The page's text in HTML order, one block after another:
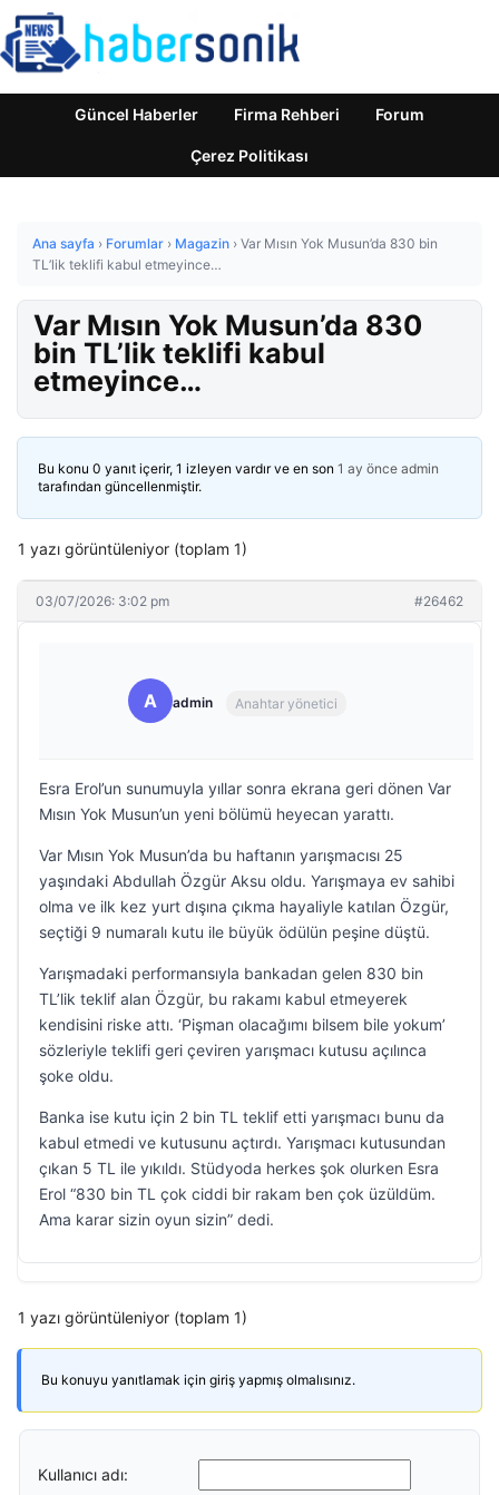
Güncel Haberler Firma Rehberi Forum
Çerez Politikası
Ana sayfa › Forumlar › Magazin › Var Mısın Yok Musun’da 830 bin
TL’lik teklifi kabul etmeyince…
Var Mısın Yok Musun’da 830
bin TL’lik teklifi kabul
etmeyince…
Bu konu 0 yanıt içerir, 1 izleyen vardır ve en son 1 ay önce admin
tarafından güncellenmiştir.
1 yazı görüntüleniyor (toplam 1)
03/07/2026: 3:02 pm #26462
A admin Anahtar yönetici
Esra Erol’un sunumuyla yıllar sonra ekrana geri dönen Var
Mısın Yok Musun’un yeni bölümü heyecan yarattı.
Var Mısın Yok Musun’da bu haftanın yarışmacısı 25
yaşındaki Abdullah Özgür Aksu oldu. Yarışmaya ev sahibi
olma ve ilk kez yurt dışına çıkma hayaliyle katılan Özgür,
seçtiği 9 numaralı kutu ile büyük ödülün peşine düştü.
Yarışmadaki performansıyla bankadan gelen 830 bin
TL’lik teklif alan Özgür, bu rakamı kabul etmeyerek
kendisini riske attı. ‘Pişman olacağımı bilsem bile yokum’
sözleriyle teklifi geri çeviren yarışmacı kutusu açılınca
şoke oldu.
Banka ise kutu için 2 bin TL teklif etti yarışmacı bunu da
kabul etmedi ve kutusunu açtırdı. Yarışmacı kutusundan
çıkan 5 TL ile yıkıldı. Stüdyoda herkes şok olurken Esra
Erol “830 bin TL çok ciddi bir rakam ben çok üzüldüm.
Ama karar sizin oyun sizin” dedi.
1 yazı görüntüleniyor (toplam 1)
Bu konuyu yanıtlamak için giriş yapmış olmalısınız.
Kullanıcı adı: